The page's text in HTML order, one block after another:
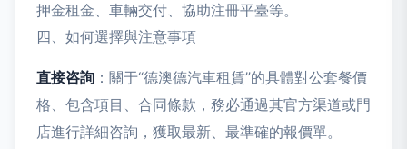
押金租金、車輛交付、協助注冊平臺等。
四、如何選擇與注意事項
直接咨詢 ：關于“德澳德汽車租賃”的具體對公套餐價
格、包含項目、合同條款，務必通過其官方渠道或門
店進行詳細咨詢，獲取最新、最準確的報價單。